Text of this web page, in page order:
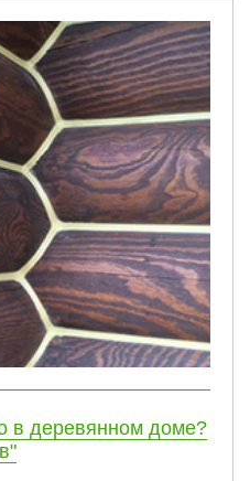
в деревянном доме?